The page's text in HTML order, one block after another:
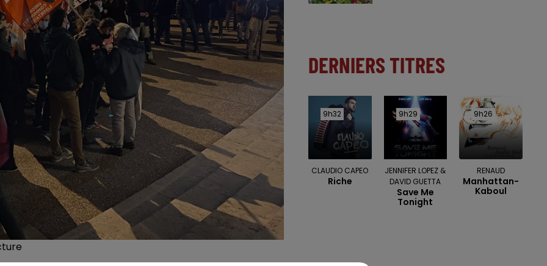
DERNIERS TITRES
9h32
9h32
CLAUDIO CAPEO
Riche
9h29
9h29
JENNIFER LOPEZ &
DAVID GUETTA
Save Me
Tonight
9h26
9h26
RENAUD
Manhattan-
Kaboul